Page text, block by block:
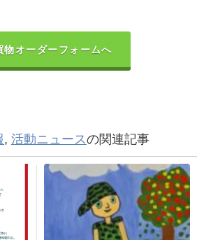
物オーダーフォームへ
, 活動ニュースの関連記事